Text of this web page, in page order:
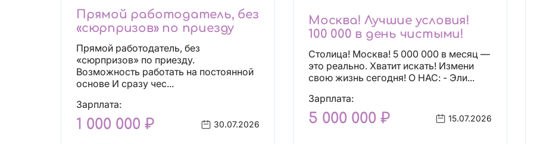
Прямой работодатель, без
«сюрпризов» по приезду
Прямой работодатель, без
«сюрпризов» по приезду.
Возможность работать на постоянной
основе И сразу чес...
Зарплата:
1 000 000 ₽ 30.07.2026
Москва! Лучшие условия!
100 000 в день чистыми!
Столица! Москва! 5 000 000 в месяц —
это реально. Хватит искать! Измени
свою жизнь сегодня! О НАС: - Эли...
Зарплата:
5 000 000 ₽ 15.07.2026